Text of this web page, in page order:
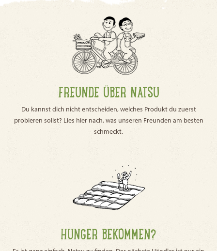
FREUNDE ÜBER NATSU
Du kannst dich nicht entscheiden, welches Produkt du zuerst
probieren sollst? Lies hier nach, was unseren Freunden am besten
schmeckt.
HUNGER BEKOMMEN?